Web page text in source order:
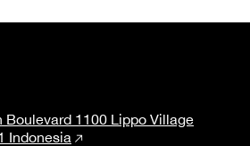
Boulevard 1100 Lippo Village
Indonesia